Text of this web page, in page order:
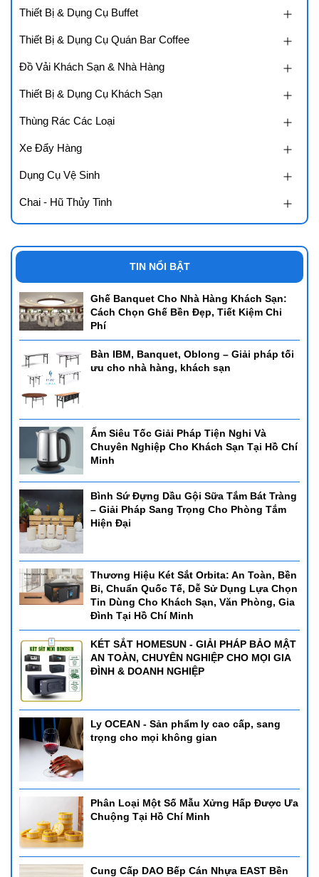
Thiết Bị & Dụng Cụ Buffet
Thiết Bị & Dụng Cụ Quán Bar Coffee
Đồ Vải Khách Sạn & Nhà Hàng
Thiết Bị & Dụng Cụ Khách Sạn
Thùng Rác Các Loại
Xe Đẩy Hàng
Dụng Cụ Vệ Sinh
Chai - Hũ Thủy Tinh
TIN NỔI BẬT
Ghế Banquet Cho Nhà Hàng Khách Sạn:
Cách Chọn Ghế Bền Đẹp, Tiết Kiệm Chi
Phí
Bàn IBM, Banquet, Oblong – Giải pháp tối
ưu cho nhà hàng, khách sạn
Ấm Siêu Tốc Giải Pháp Tiện Nghi Và
Chuyên Nghiệp Cho Khách Sạn Tại Hồ Chí
Minh
Bình Sứ Đựng Dầu Gội Sữa Tắm Bát Tràng
– Giải Pháp Sang Trọng Cho Phòng Tắm
Hiện Đại
Thương Hiệu Két Sắt Orbita: An Toàn, Bền
Bỉ, Chuẩn Quốc Tế, Dễ Sử Dụng Lựa Chọn
Tin Dùng Cho Khách Sạn, Văn Phòng, Gia
Đình Tại Hồ Chí Minh
KÉT SẮT HOMESUN - GIẢI PHÁP BẢO MẬT
AN TOÀN, CHUYÊN NGHIỆP CHO MỌI GIA
ĐÌNH & DOANH NGHIỆP
Ly OCEAN - Sản phẩm ly cao cấp, sang
trọng cho mọi không gian
Phân Loại Một Số Mẫu Xửng Hấp Được Ưa
Chuộng Tại Hồ Chí Minh
Cung Cấp DAO Bếp Cán Nhựa EAST Bền